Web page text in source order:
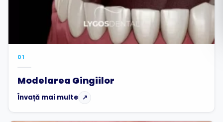
01
Modelarea Gingiilor
Învață mai multe ↗